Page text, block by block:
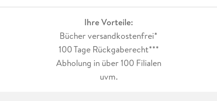
Ihre Vorteile:
Bücher versandkostenfrei*
100 Tage Rückgaberecht***
Abholung in über 100 Filialen
uvm.